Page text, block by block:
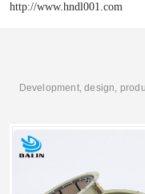
http://www.hndl001.com
Development, design,